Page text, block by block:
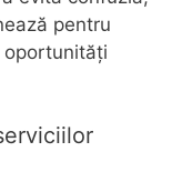
pentru
oportunități